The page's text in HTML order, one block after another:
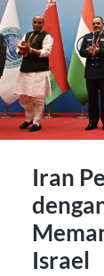
Iran
Israel